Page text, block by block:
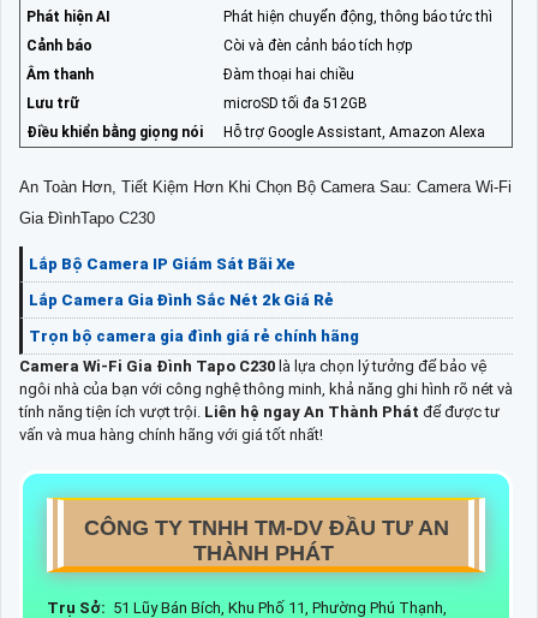
Phát hiện AI
Phát hiện chuyển động, thông báo tức thì
Cảnh báo
Còi và đèn cảnh báo tích hợp
Âm thanh
Đàm thoại hai chiều
Lưu trữ
microSD tối đa 512GB
Điều khiển bằng giọng nói
Hỗ trợ Google Assistant, Amazon Alexa
An Toàn Hơn, Tiết Kiệm Hơn Khi Chọn Bộ Camera Sau: Camera Wi-Fi
Gia ĐìnhTapo C230
Lắp Bộ Camera IP Giám Sát Bãi Xe
Lắp Camera Gia Đình Sắc Nét 2k Giá Rẻ
Trọn bộ camera gia đình giá rẻ chính hãng
Camera Wi-Fi Gia Đình Tapo C230 là lựa chọn lý tưởng để bảo vệ
ngôi nhà của bạn với công nghệ thông minh, khả năng ghi hình rõ nét và
tính năng tiện ích vượt trội. Liên hệ ngay An Thành Phát để được tư
vấn và mua hàng chính hãng với giá tốt nhất!
CÔNG TY TNHH TM-DV ĐẦU TƯ AN
THÀNH PHÁT
Trụ Sở: 51 Lũy Bán Bích, Khu Phố 11, Phường Phú Thạnh,